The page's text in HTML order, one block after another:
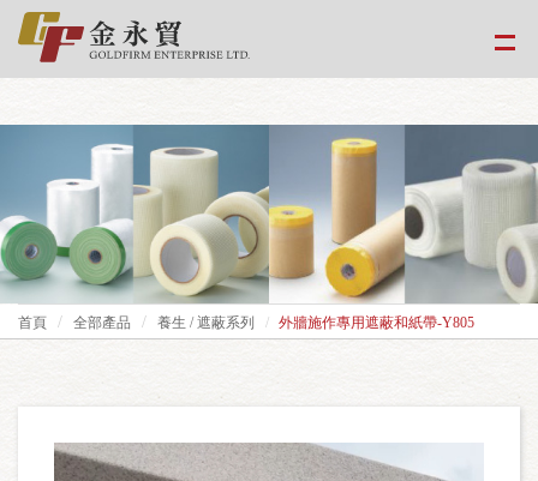
google-site-
verification=EvPoimA01gXxwXCpdefUUxzfHUTmBpMCMS46hwWJ2Xo
首頁 全部產品 養生 / 遮蔽系列 外牆施作專用遮蔽和紙帶-Y805